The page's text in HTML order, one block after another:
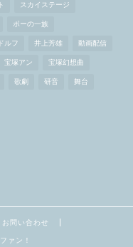
スカイステージ
ポーの一族
ルフ 井上芳雄 動画配信
宝塚アン 宝塚幻想曲
歌劇 研音 舞台
お問い合わせ
ァン！